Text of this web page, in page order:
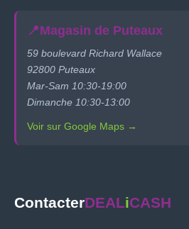
📍Magasin de Puteaux
59 boulevard Richard Wallace
92800 Puteaux
Mar-Sam 10:30-19:00
Dimanche 10:30-13:00
Voir sur Google Maps →
ContacterDEALiCASH